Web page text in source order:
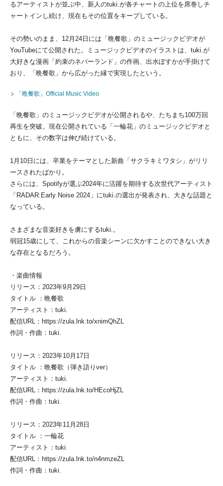
るアーティストが並ぶ中、新人のtuki.が各チャートの上位を席巻しチ
ャートインし続け、現在もその位置をキープしている。
その勢いのまま、12月24日には「晩餐歌」のミュージックビデオが
YouTubeにて公開された。ミュージックビデオのイラストは、tuki.が
大好きな漫画「約束のネバーランド」の作画、出水ぽすかが手掛けて
おり、「晩餐歌」から広がった縁で実現したという。
「晩餐歌」Official Music Video
「晩餐歌」のミュージックビデオが公開されるや、たちまち100万回
再生を突破。現在公開されている「一輪花」のミュージックビデオと
ともに、その数字は伸び続けている。
1月10日には、卒業をテーマとした新曲「サクラキミワタシ」がリリ
ースされたばかり。
さらには、Spotifyが選ぶ2024年に活躍を期待する次世代アーティスト
「RADAR:Early Noise 2024」にtuki.の選出が発表され、大きな話題と
なっている。
さまざまな音楽好きを虜にするtuki.。
弱冠15歳にして、これからの音楽シーンに欠かすことのできない大き
な存在となるだろう。
・楽曲情報
リリース：2023年9月29日
タイトル ：晩餐歌
アーティスト：tuki.
配信URL：https://zula.lnk.to/xnimQhZL
作詞・作曲：tuki.
リリース：2023年10月17日
タイトル ：晩餐歌（弾き語りver）
アーティスト：tuki.
配信URL：https://zula.lnk.to/HEcoHjZL
作詞・作曲：tuki.
リリース：2023年11月28日
タイトル ：一輪花
アーティスト：tuki.
配信URL：https://zula.lnk.to/n4nmzeZL
作詞・作曲：tuki.